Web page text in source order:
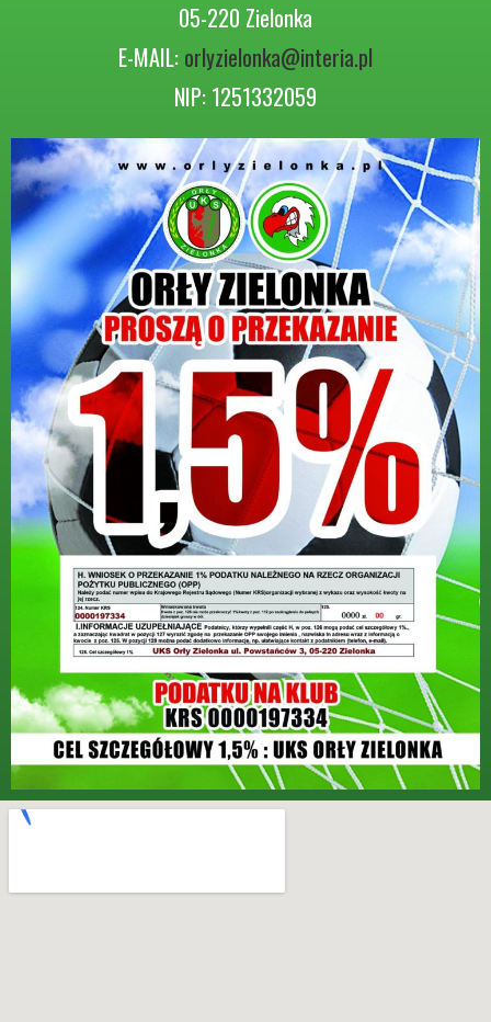
05-220 Zielonka
E-MAIL: orlyzielonka@interia.pl
NIP: 1251332059